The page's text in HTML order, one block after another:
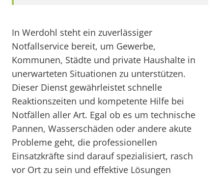
In Werdohl steht ein zuverlässiger
Notfallservice bereit, um Gewerbe,
Kommunen, Städte und private Haushalte in
unerwarteten Situationen zu unterstützen.
Dieser Dienst gewährleistet schnelle
Reaktionszeiten und kompetente Hilfe bei
Notfällen aller Art. Egal ob es um technische
Pannen, Wasserschäden oder andere akute
Probleme geht, die professionellen
Einsatzkräfte sind darauf spezialisiert, rasch
vor Ort zu sein und effektive Lösungen